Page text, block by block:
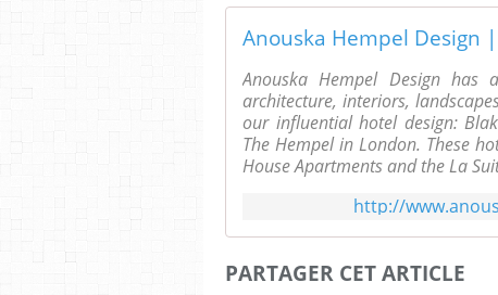
Anouska Hempel Design has
architecture, interiors,
our influential hotel design:
The Hempel in London. These
House Apartments and the La
http://
PARTAGER CET ARTICLE